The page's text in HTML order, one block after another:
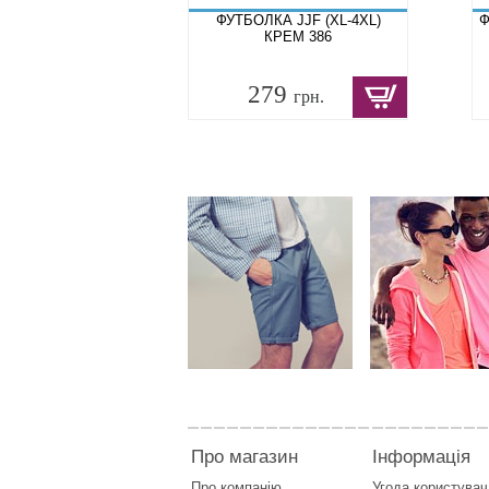
ФУТБОЛКА JJF (XL-4XL)
КРЕМ 386
279 грн.
Про магазин Інформація